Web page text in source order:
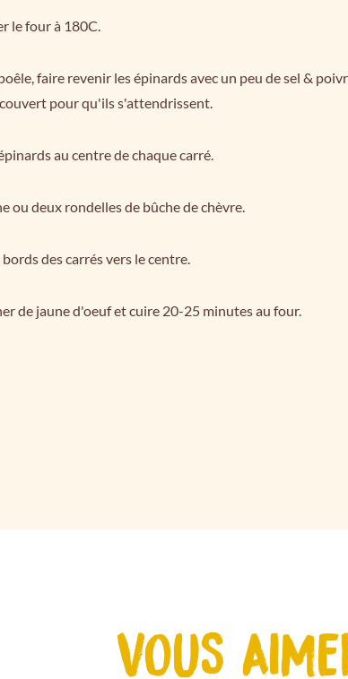
le four à 180C.
faire revenir les épinards avec un peu de sel &
pour qu'ils s'attendrissent.
au centre de chaque carré.
ou deux rondelles de bûche de chèvre.
des carrés vers le centre.
de jaune d'oeuf et cuire 20-25 minutes au four.
VOUS